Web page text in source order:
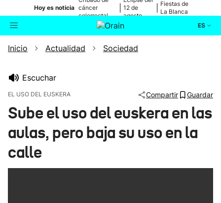
Hoy es noticia cáncer
colorrectal
12 de
agosto
Fiestas de
La Blanca
ES
Buscador Actualidad
Ikusmiran
Inicio Actualidad Sociedad
Escuchar
EL USO DEL EUSKERA Compartir Guardar
Sube el uso del euskera en las
aulas, pero baja su uso en la
calle